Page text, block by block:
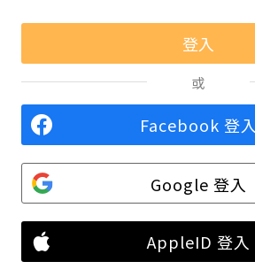
或
Facebook 登入
Google 登入
AppleID 登入